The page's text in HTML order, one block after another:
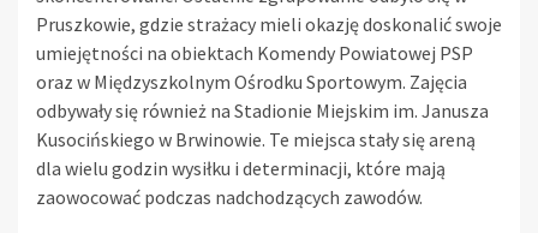
Pruszkowie, gdzie strażacy mieli okazję doskonalić swoje
umiejętności na obiektach Komendy Powiatowej PSP
oraz w Międzyszkolnym Ośrodku Sportowym. Zajęcia
odbywały się również na Stadionie Miejskim im. Janusza
Kusocińskiego w Brwinowie. Te miejsca stały się areną
dla wielu godzin wysiłku i determinacji, które mają
zaowocować podczas nadchodzących zawodów.